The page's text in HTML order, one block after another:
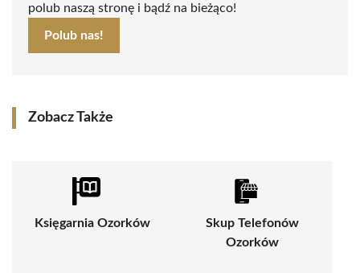
polub naszą stronę i bądź na bieżąco!
Polub nas!
Zobacz Także
Księgarnia Ozorków
Skup Telefonów
Ozorków